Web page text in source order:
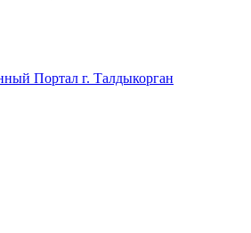
Портал г. Талдыкорган